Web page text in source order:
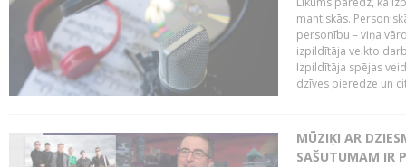
mantiskās.
personību – viņa
izpildītāja veikto
Izpildītāja spējas
dzīves pieredze un
MŪZIĶI AR
SAŠUTUMAM IR